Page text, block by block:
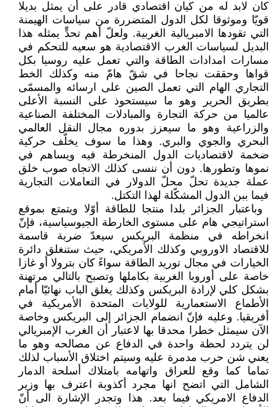
‏كان لابد له من كيان اقتصادي قادر على ‏أن يمثل بديلا
قويّا وموثوقا لكل الدول ‏المتضررة من سياسات الهيمنة
التي ‏تقودها الامبريالية الغربية‎.‎‏ ولعلّ أهم تحدٍّ ‏يمثله هذا
البديل لسياسات الغرب ‏الاقتصادية هو سعيه للتحكم في
مسارات ‏امدادات الطاقة والتي تعمل عليه روسيا ‏بكل
قواها وحققت نجاحا في شقّ هامّ منه ‏وكذلك الخط
التجاري الهام التي تعمل ‏الصين على ارسائه والمسمّى
بطريق ‏الحرير وهو ما سيستحوذ على النسبة ‏الأعلى
عالميا من حركة التجارة ‏والمبادلات المختلفة الصناعية
والزراعية ‏وهو ما سيعزز بدوره مجال النقل العالمي
‏البحري والجوي والبري. وهذا ما سوف ‏يخلّف حركية
ضخمة لاقتصاديات الدول ‏المنخرطة فيه ويساهم في
نموها ‏وتطورها. دون أن ننسى كذلك الاتجاه ‏صوب خلق
عملة جديدة تحلّ محلّ ‏الدولار في التعاملات التجارية
فيما ببن ‏الدول المشكّلة لهذا التكتل. ‏
‏ وباعتبار الجزائر بلدا منتجا للطاقة ‏أوّلا ويتمتع بموقع
استراتيجي هام على ‏مستوى الخارطة الجيوسياسية، فإنّ
‏انخراطه في منظمة البريكس سيعدّ ‏ضربة قاسمة
للاقتصاد الاوروبي وكذلك ‏الأمريكي، حيث ستنغلق دائرة
الخيارات ‏في مجال توريد الطاقة سواءً كان بترولا ‏أو غازا
خاصة على أوروبا الغربية ‏بكاملها وتصبح بالتالي مرتهنة
بشكل كلي ‏لإرادة البريكس وكذلك يغلق الباب نهائيّا ‏أمام
الأطماع الاستعمارية للولايات ‏المتحدة الأمريكية في
أفريقيا. وعليه فإنّ ‏انضمام الجزائر إلى البريكس وخاصة
‏الآن سيمثل خطرا محدقا بها لاعتبار أن ‏الغرب الإمبريالي
لن يتردد لحظة واحدة ‏في الدفاع عن مصالحه وهو ما
يعني شن ‏حرب مدمرة عليه وسيتم اختلاق الأسباب ‏لذلك
تماما كما وقع للعراق واتهامه ‏بامتلاك أسلحة الدمار
الشامل التي اتضح ‏انها مجرد أكذوبة اعترف بها وزير
‏الدفاع الامريكي فيما بعد. هذا وتجدر ‏الإشارة الى أنّ